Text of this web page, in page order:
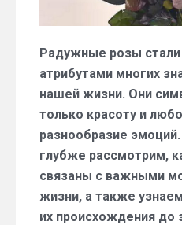
Радужные розы
атрибутами многих
нашей жизни. Они
только красоту и
разнообразие
глубже рассмотрим,
связаны с важными
жизни, а также
их происхождения до